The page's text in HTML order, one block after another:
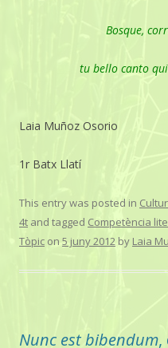
Bosque,
tu bello canto
Laia Muñoz Osorio
1r Batx Llatí
This entry was posted in
4t and tagged Competència
Tòpic on 5 juny 2012 by Laia
Nunc est bibendum,